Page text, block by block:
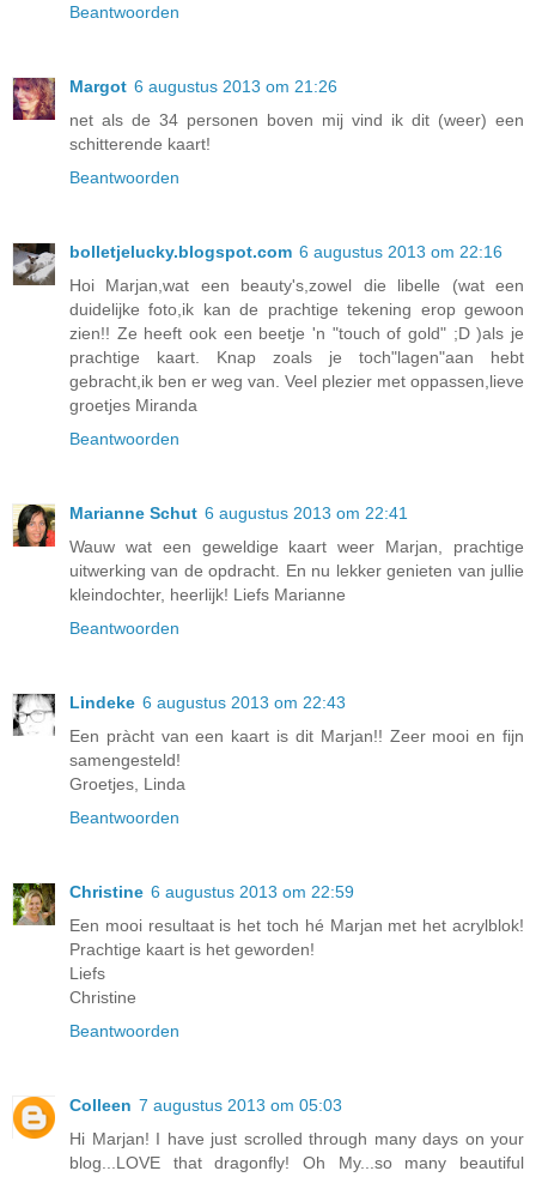
Beantwoorden
Margot 6 augustus 2013 om 21:26
net als de 34 personen boven mij vind ik dit (weer) een
schitterende kaart!
Beantwoorden
bolletjelucky.blogspot.com 6 augustus 2013 om 22:16
Hoi Marjan,wat een beauty's,zowel die libelle (wat een
duidelijke foto,ik kan de prachtige tekening erop gewoon
zien!! Ze heeft ook een beetje 'n "touch of gold" ;D )als je
prachtige kaart. Knap zoals je toch"lagen"aan hebt
gebracht,ik ben er weg van. Veel plezier met oppassen,lieve
groetjes Miranda
Beantwoorden
Marianne Schut 6 augustus 2013 om 22:41
Wauw wat een geweldige kaart weer Marjan, prachtige
uitwerking van de opdracht. En nu lekker genieten van jullie
kleindochter, heerlijk! Liefs Marianne
Beantwoorden
Lindeke 6 augustus 2013 om 22:43
Een pràcht van een kaart is dit Marjan!! Zeer mooi en fijn
samengesteld!
Groetjes, Linda
Beantwoorden
Christine 6 augustus 2013 om 22:59
Een mooi resultaat is het toch hé Marjan met het acrylblok!
Prachtige kaart is het geworden!
Liefs
Christine
Beantwoorden
Colleen 7 augustus 2013 om 05:03
Hi Marjan! I have just scrolled through many days on your
blog...LOVE that dragonfly! Oh My...so many beautiful